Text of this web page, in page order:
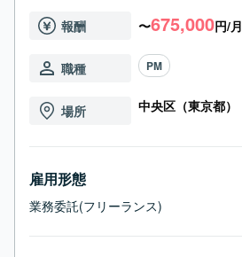
報酬 〜675,000円/月
職種 PM
場所 中央区（東京都）
雇用形態
業務委託(フリーランス)